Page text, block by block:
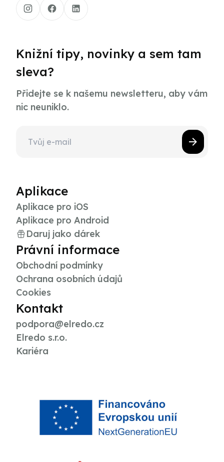
Knižní tipy, novinky a sem tam
sleva?
Přidejte se k našemu newsletteru, aby vám
nic neuniklo.
Aplikace
Aplikace pro iOS
Aplikace pro Android
Daruj jako dárek
Právní informace
Obchodní podmínky
Ochrana osobních údajů
Cookies
Kontakt
podpora@elredo.cz
Elredo s.r.o.
Kariéra